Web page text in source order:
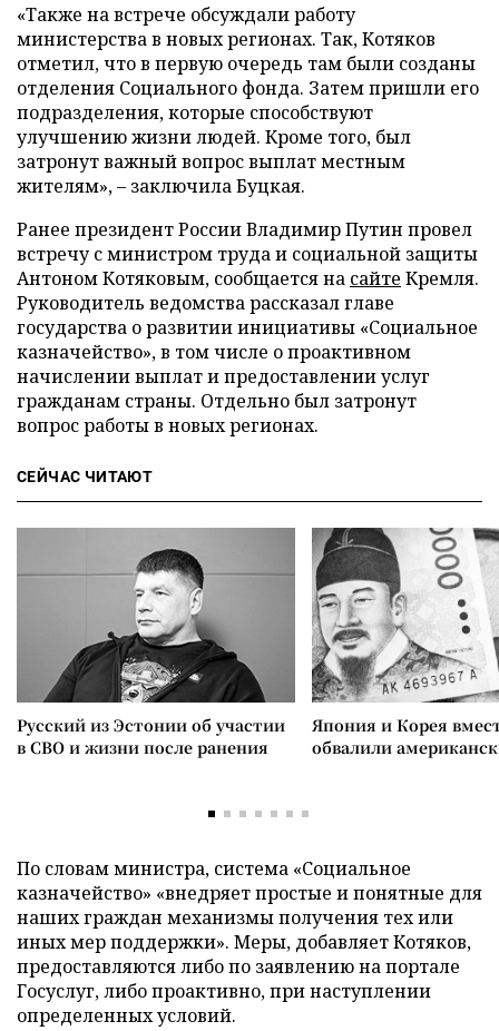
«Также на встрече обсуждали работу
министерства в новых регионах. Так, Котяков
отметил, что в первую очередь там были созданы
отделения Социального фонда. Затем пришли его
подразделения, которые способствуют
улучшению жизни людей. Кроме того, был
затронут важный вопрос выплат местным
жителям», – заключила Буцкая.
Ранее президент России Владимир Путин провел
встречу с министром труда и социальной защиты
Антоном Котяковым, сообщается на сайте Кремля.
Руководитель ведомства рассказал главе
государства о развитии инициативы «Социальное
казначейство», в том числе о проактивном
начислении выплат и предоставлении услуг
гражданам страны. Отдельно был затронут
вопрос работы в новых регионах.
СЕЙЧАС ЧИТАЮТ
Русский из Эстонии об участии
в СВО и жизни после ранения
Япония и Корея
обвалили
По словам министра, система «Социальное
казначейство» «внедряет простые и понятные для
наших граждан механизмы получения тех или
иных мер поддержки». Меры, добавляет Котяков,
предоставляются либо по заявлению на портале
Госуслуг, либо проактивно, при наступлении
определенных условий.